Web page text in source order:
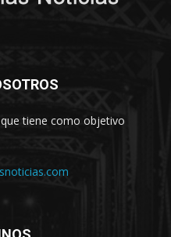
tiene como objetivo